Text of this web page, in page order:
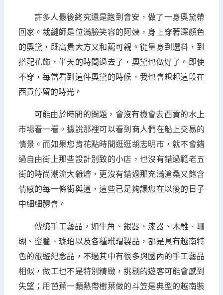
許多人最後終究還是跑到會安，做了一身奧黛帶
回家。裁縫師是位滿臉笑容的阿姨，身上穿著深顏色
的奧黛，既高貴大方又和藹可親。從量身到選料，到
搭配花飾，半天的時間過去了，奧黛也做好了。即使
不穿，每當看到這件奧黛的時候，我也會想起這段在
西貢停留的時光。
可能由於時間的問題，會沒有機會去西貢的水上
市場看一看。據說那裡可以看到商人們在船上交易的
情景。而如果您肯花點時間逛逛胡志明市，就不會錯
過自由街上那些設計別致的小店，也沒有錯過範老五
街的時尚潮流大雜燴，更沒有錯過那充滿滄桑又飽含
情感的每一條街與道，這些已足夠讓您在以後的日子
中細細體會。
傳統手工藝品，如牛角、銀器、漆器、木雕、珊
瑚、蜜臘、琥珀以及各種玳瑁製品，都是具有越南特
色的旅遊紀念品，不過其中有很多與國內的手工藝品
相似，做工也不是特別精緻，挑剔的遊客可能會感到
失望；用芭蕉一類熱帶樹葉做的斗笠是典型的越南裝